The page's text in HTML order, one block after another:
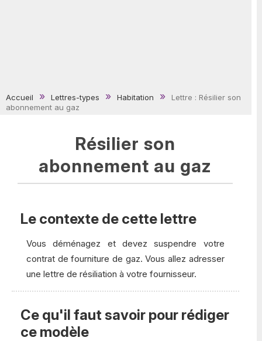
Accueil Lettres-types Habitation
Lettre : Résilier son
abonnement au gaz
Résilier son
abonnement au gaz
Le contexte de cette lettre
Vous déménagez et devez suspendre votre
contrat de fourniture de gaz. Vous allez adresser
une lettre de résiliation à votre fournisseur.
Ce qu'il faut savoir pour rédiger
ce modèle